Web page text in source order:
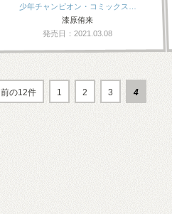
少年チャンピオン・コミックス…
漆原侑来
発売日：2021.03.08
前の12件 1 2 3 4